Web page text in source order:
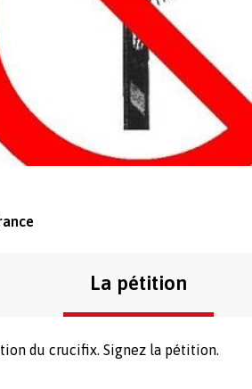
La pétition
du crucifix. Signez la pétition.